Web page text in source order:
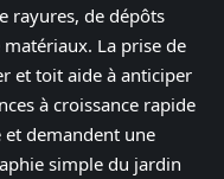
rayures, de dépôts
La prise de
et toit aide à anticiper
à croissance rapide
demandent une
simple du jardin